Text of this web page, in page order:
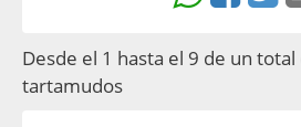
Desde el 1 hasta el 9 de un
tartamudos